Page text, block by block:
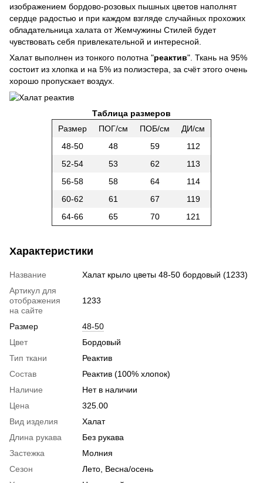
изображением бордово-розовых пышных цветов наполнят
сердце радостью и при каждом взгляде случайных прохожих
обладательница халата от Жемчужины Стилей будет
чувствовать себя привлекательной и интересной.
Халат выполнен из тонкого полотна "реактив". Ткань на 95%
состоит из хлопка и на 5% из полиэстера, за счёт этого очень
хорошо пропускает воздух.
Таблица размеров
Размер
ПОГ/см ПОБ/см
ДИ/см
48-50
48 59
112
52-54
53 62
113
56-58
58 64
114
60-62
61 67
119
64-66
65 70 121
Характеристики
Название
Халат крыло цветы 48-50 бордовый (1233)
Артикул для
отображения
на сайте
1233
Размер
48-50
Цвет
Бордовый
Тип ткани
Реактив
Состав
Реактив (100% хлопок)
Наличие
Нет в наличии
Цена
325.00
Вид изделия
Халат
Длина рукава
Без рукава
Застежка
Молния
Сезон
Лето, Весна/осень